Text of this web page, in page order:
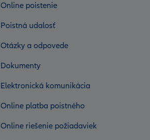
Online poistenie
Poistná udalosť
Otázky a odpovede
Dokumenty
Elektronická komunikácia
Online platba poistného
Online riešenie požiadaviek